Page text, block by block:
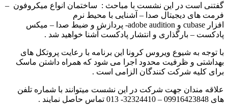
گفتنی است در این نشست با مباحث : ساختمان انواع میکروفون –
فرمت های دیجیتال صدا – آشنایی با محیط نرم
افزار cubase و adobe audition- پردازش و ضبط صدا – میکس
پادکست – بارگذاری و انتشار پادکست آشنا خواهید شد .
با توجه به شیوع ویروس کرونا این برنامه با رعایت پروتکل های
بهداشتی و ظرفیت محدود اجرا می شود که همراه داشتن ماسک
برای کلیه شرکت کنندگان الزامی است .
علاقه مندان جهت شرکت در این نشست میتوانند با شماره تلفن
های 09916423848 – 32324410- 013 تماس حاصل نمایند .